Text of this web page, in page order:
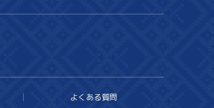
よくある質問